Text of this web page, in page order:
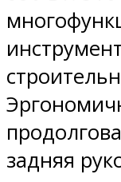
задняя